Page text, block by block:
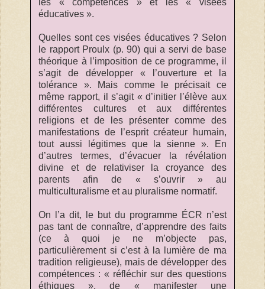
les « compétences » et les « visées
éducatives ».
Quelles sont ces visées éducatives ? Selon
le rapport Proulx (p. 90) qui a servi de base
théorique à l’imposition de ce programme, il
s’agit de développer « l’ouverture et la
tolérance ». Mais comme le précisait ce
même rapport, il s’agit « d’initier l’élève aux
différentes cultures et aux différentes
religions et de les présenter comme des
manifestations de l’esprit créateur humain,
tout aussi légitimes que la sienne ». En
d’autres termes, d’évacuer la révélation
divine et de relativiser la croyance des
parents afin de « s’ouvrir » au
multiculturalisme et au pluralisme normatif.
On l’a dit, le but du programme ÉCR n’est
pas tant de connaître, d’apprendre des faits
(ce à quoi je ne m’objecte pas,
particulièrement si c’est à la lumière de ma
tradition religieuse), mais de développer des
compétences : « réfléchir sur des questions
éthiques », de « manifester une